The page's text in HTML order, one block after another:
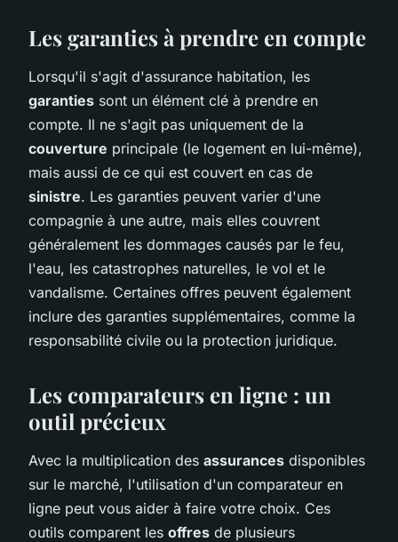
Les garanties à prendre en compte
Lorsqu'il s'agit d'assurance habitation, les
garanties sont un élément clé à prendre en
compte. Il ne s'agit pas uniquement de la
couverture principale (le logement en lui-même),
mais aussi de ce qui est couvert en cas de
sinistre. Les garanties peuvent varier d'une
compagnie à une autre, mais elles couvrent
généralement les dommages causés par le feu,
l'eau, les catastrophes naturelles, le vol et le
vandalisme. Certaines offres peuvent également
inclure des garanties supplémentaires, comme la
responsabilité civile ou la protection juridique.
Les comparateurs en ligne : un
outil précieux
Avec la multiplication des assurances disponibles
sur le marché, l'utilisation d'un comparateur en
ligne peut vous aider à faire votre choix. Ces
outils comparent les offres de plusieurs